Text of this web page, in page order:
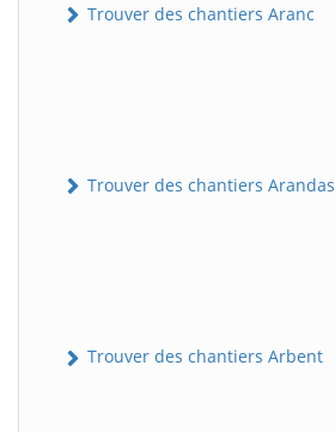
Trouver des chantiers Aranc
Trouver des chantiers Arandas
Trouver des chantiers Arbent